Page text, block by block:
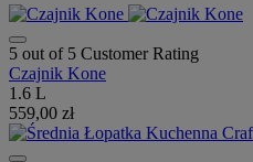
5 out of 5 Customer Rating
Czajnik Kone
1.6 L
559,00 zł